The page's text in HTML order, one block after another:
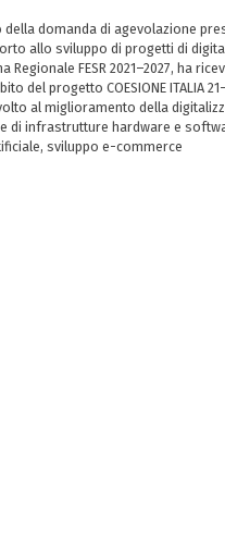
della domanda di agevolazione
allo sviluppo di progetti di
Regionale FESR 2021–2027, ha
del progetto COESIONE ITALIA
al miglioramento della
di infrastrutture hardware e
sviluppo e-commerce